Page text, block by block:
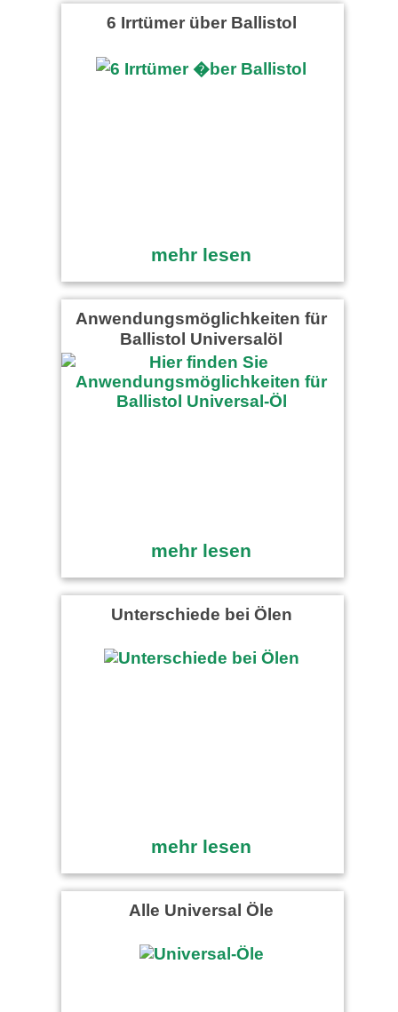
6 Irrtümer über Ballistol
mehr lesen
Anwendungsmöglichkeiten für
Ballistol Universalöl
mehr lesen
Unterschiede bei Ölen
mehr lesen
Alle Universal Öle